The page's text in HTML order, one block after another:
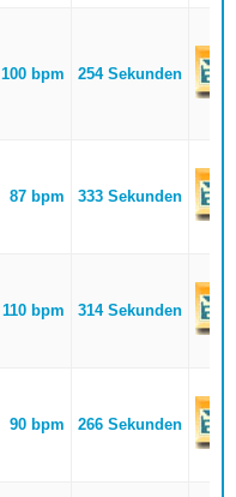
100 bpm 254 Sekunden
87 bpm 333 Sekunden
110 bpm 314 Sekunden
90 bpm 266 Sekunden